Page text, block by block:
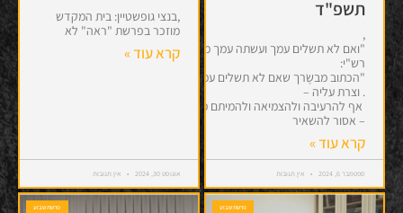
תשפ"ד
,
"ואם לא תשלים עמך ועשתה עמך מלחמה" –
רש"י:
"הכתוב מבשֶׂרך שאם לא תשלים עמך , סופה להלחם בך אם תניחנה ותלך
. וצרת עליה –
אף להרעיבה ולהצמיאה ולהמיתם מיתת תחלואים"
– אסור להשאיר
קרא עוד »
ספטמבר 6, 2024 אין תגובות
,בנצי גופשטיין: בית המקדש
מוזכר בפרשת "ראה" לא
קרא עוד »
אוגוסט 30, 2024 אין תגובות
פרשת שבוע פרשת שבוע